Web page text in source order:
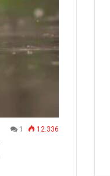
1 12.336